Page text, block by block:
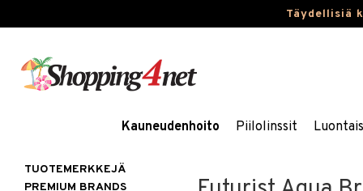
Täydellisiä
Kauneudenhoito Piilolinssit
TUOTEMERKKEJÄ
PREMIUM BRANDS